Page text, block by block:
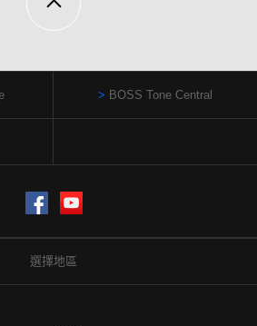
BOSS Tone Central
Facebook
選擇地區